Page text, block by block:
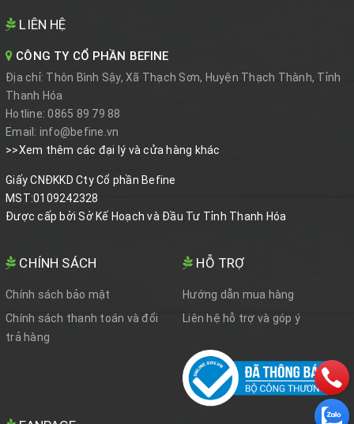
LIÊN HỆ
CÔNG TY CỔ PHẦN BEFINE
Địa chỉ: Thôn Bình Sậy, Xã Thạch Sơn, Huyện Thạch Thành, Tỉnh
Thanh Hóa
Hotline: 0865 89 79 88
Email: info@befine.vn
>>Xem thêm các đại lý và cửa hàng khác
Giấy CNĐKKD Cty Cổ phần Befine
MST:0109242328
Được cấp bởi Sở Kế Hoạch và Đầu Tư Tỉnh Thanh Hóa
CHÍNH SÁCH
Chính sách bảo mật
Chính sách thanh toán và đổi
trả hàng
HỖ TRỢ
Hướng dẫn mua hàng
Liên hệ hỗ trợ và góp ý